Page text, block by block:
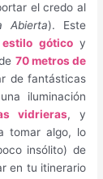
el credo al
Abierta). Este
estilo góticoy
70 metros de
de fantásticas
iluminación
vidrieras, y
tomar algo, lo
insólito) de
en tu itinerario